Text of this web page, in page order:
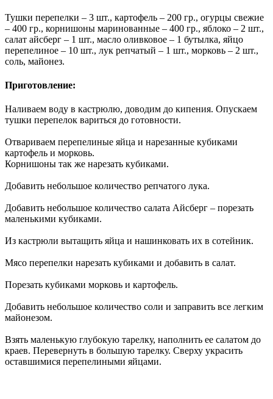
Тушки перепелки – 3 шт., картофель – 200 гр., огурцы свежие
– 400 гр., корнишоны маринованные – 400 гр., яблоко – 2 шт.,
салат айсберг – 1 шт., масло оливковое – 1 бутылка, яйцо
перепелиное – 10 шт., лук репчатый – 1 шт., морковь – 2 шт.,
соль, майонез.
Приготовление:
Наливаем воду в кастрюлю, доводим до кипения. Опускаем
тушки перепелок вариться до готовности.
Отвариваем перепелиные яйца и нарезанные кубиками
картофель и морковь.
Корнишоны так же нарезать кубиками.
Добавить небольшое количество репчатого лука.
Добавить небольшое количество салата Айсберг – порезать
маленькими кубиками.
Из кастрюли вытащить яйца и нашинковать их в сотейник.
Мясо перепелки нарезать кубиками и добавить в салат.
Порезать кубиками морковь и картофель.
Добавить небольшое количество соли и заправить все легким
майонезом.
Взять маленькую глубокую тарелку, наполнить ее салатом до
краев. Перевернуть в большую тарелку. Сверху украсить
оставшимися перепелиными яйцами.